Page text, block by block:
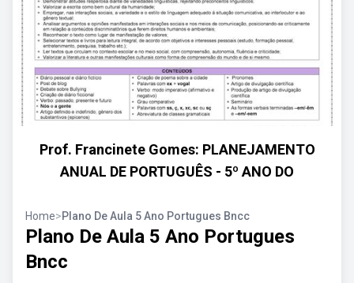
Prof. Francinete Gomes: PLANEJAMENTO
ANUAL DE PORTUGUÊS - 5º ANO DO
Home>Plano De Aula 5 Ano Portugues Bncc
Plano De Aula 5 Ano Portugues
Bncc